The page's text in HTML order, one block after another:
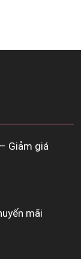
Giảm giá
mãi